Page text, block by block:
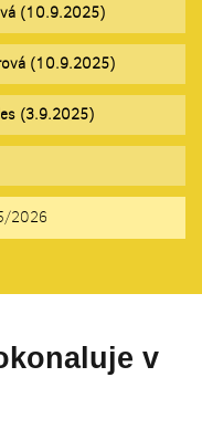
(10.9.2025)
(10.9.2025)
(3.9.2025)
2026
v